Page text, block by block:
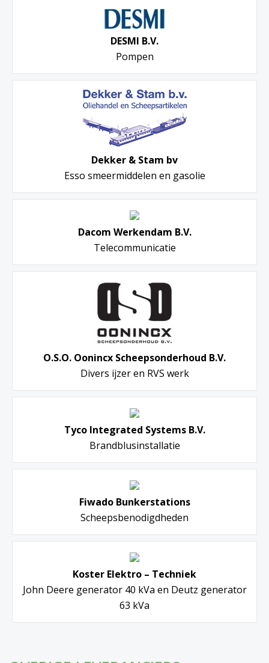
DESMI B.V.
Pompen
Dekker & Stam bv
Esso smeermiddelen en gasolie
Dacom Werkendam B.V.
Telecommunicatie
O.S.O. Oonincx Scheepsonderhoud B.V.
Divers ijzer en RVS werk
Tyco Integrated Systems B.V.
Brandblusinstallatie
Fiwado Bunkerstations
Scheepsbenodigdheden
Koster Elektro – Techniek
John Deere generator 40 kVa en Deutz generator
63 kVa